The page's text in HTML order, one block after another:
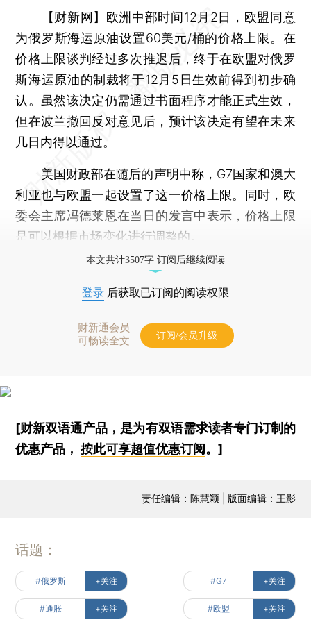
【财新网】 欧洲中部时间12月2日，欧盟同意
为俄罗斯海运原油设置60美元/桶的价格上限。在
价格上限谈判经过多次推迟后，终于在欧盟对俄罗
斯海运原油的制裁将于12月5日生效前得到初步确
认。虽然该决定仍需通过书面程序才能正式生效，
但在波兰撤回反对意见后，预计该决定有望在未来
几日内得以通过。
美国财政部在随后的声明中称，G7国家和澳大
利亚也与欧盟一起设置了这一价格上限。同时，欧
委会主席冯德莱恩在当日的发言中表示，价格上限
是可以根据市场变化进行调整的。
本文共计3507字 订阅后继续阅读
登录 后获取已订阅的阅读权限
财新通会员
可畅读全文
订阅/会员升级
[财新双语通产品，是为有双语需求读者专门订制的
优惠产品，按此可享超值优惠订阅。]
责任编辑：陈慧颖 | 版面编辑：王影
话题：
#俄罗斯 +关注 #G7 +关注
#通胀 +关注 #欧盟 +关注